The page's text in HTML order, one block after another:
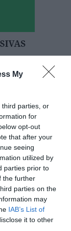
My
third parties, or
for
opt-out
that after your
seeing
utilized by
parties prior to
the further
parties on the
may
IAB’s List of
it to other
en Reino
alero... y